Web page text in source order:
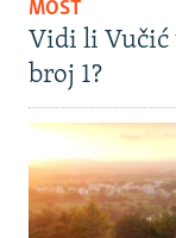
MOST
Vidi li
broj 1?